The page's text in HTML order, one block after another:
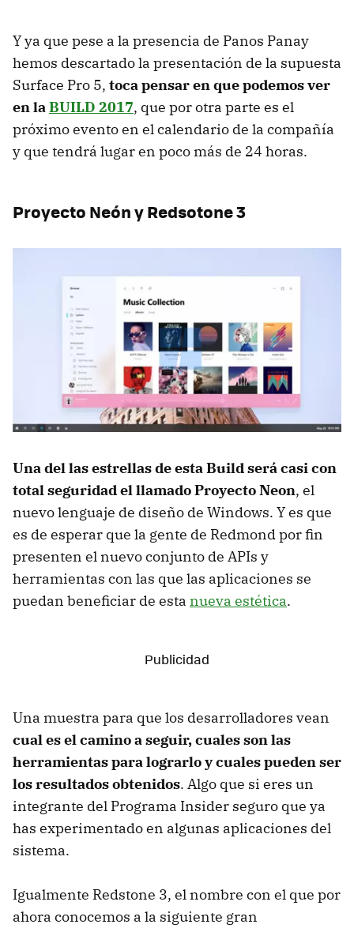
Y ya que pese a la presencia de Panos Panay
hemos descartado la presentación de la supuesta
Surface Pro 5, toca pensar en que podemos ver
en laBUILD 2017, que por otra parte es el
próximo evento en el calendario de la compañía
y que tendrá lugar en poco más de 24 horas.
Proyecto Neón y Redsotone 3
Una del las estrellas de esta Build será casi con
total seguridad el llamado Proyecto Neon, el
nuevo lenguaje de diseño de Windows. Y es que
es de esperar que la gente de Redmond por fin
presenten el nuevo conjunto de APIs y
herramientas con las que las aplicaciones se
puedan beneficiar de esta nueva estética.
Una muestra para que los desarrolladores vean
cual es el camino a seguir, cuales son las
herramientas para lograrlo y cuales pueden ser
los resultados obtenidos. Algo que si eres un
integrante del Programa Insider seguro que ya
has experimentado en algunas aplicaciones del
sistema.
Igualmente Redstone 3, el nombre con el que por
ahora conocemos a la siguiente gran